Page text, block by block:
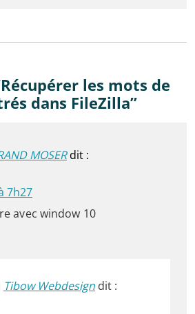
les mots de
dans FileZilla”
MOSER dit :
7h27
avec window 10
Tibow Webdesign dit :